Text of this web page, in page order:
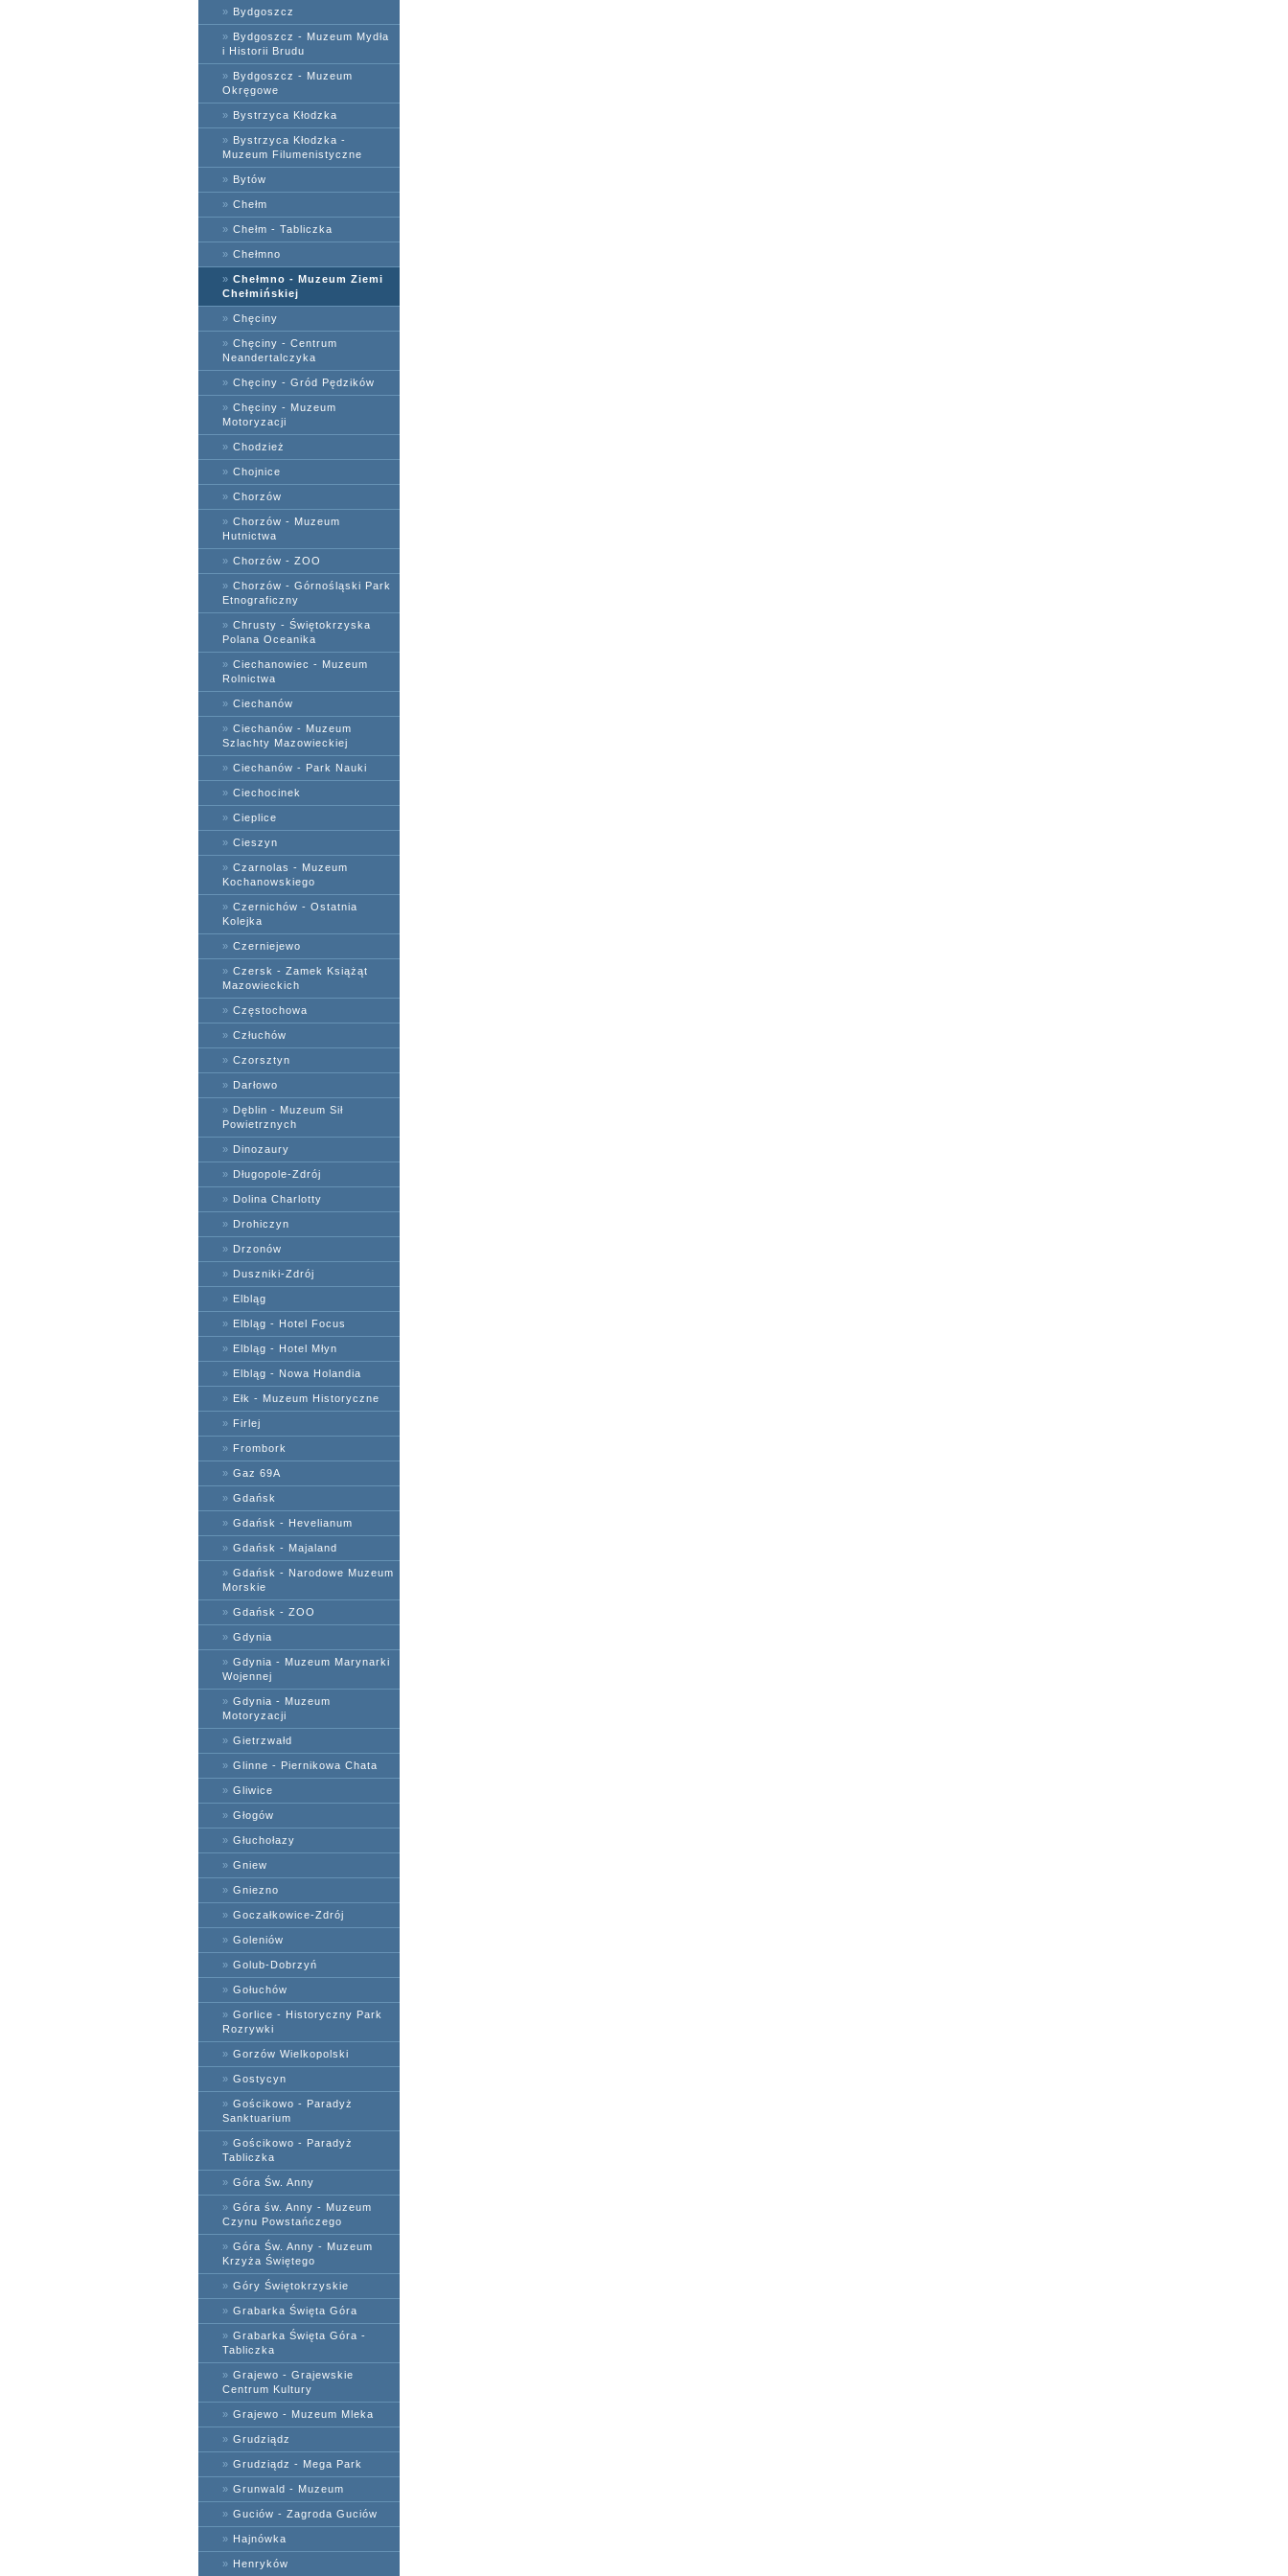
» Bydgoszcz
» Bydgoszcz - Muzeum Mydła
i Historii Brudu
» Bydgoszcz - Muzeum
Okręgowe
» Bystrzyca Kłodzka
» Bystrzyca Kłodzka -
Muzeum Filumenistyczne
» Bytów
» Chełm
» Chełm - Tabliczka
» Chełmno
» Chełmno - Muzeum Ziemi
Chełmińskiej
» Chęciny
» Chęciny - Centrum
Neandertalczyka
» Chęciny - Gród Pędzików
» Chęciny - Muzeum
Motoryzacji
» Chodzież
» Chojnice
» Chorzów
» Chorzów - Muzeum
Hutnictwa
» Chorzów - ZOO
» Chorzów - Górnośląski Park
Etnograficzny
» Chrusty - Świętokrzyska
Polana Oceanika
» Ciechanowiec - Muzeum
Rolnictwa
» Ciechanów
» Ciechanów - Muzeum
Szlachty Mazowieckiej
» Ciechanów - Park Nauki
» Ciechocinek
» Cieplice
» Cieszyn
» Czarnolas - Muzeum
Kochanowskiego
» Czernichów - Ostatnia
Kolejka
» Czerniejewo
» Czersk - Zamek Książąt
Mazowieckich
» Częstochowa
» Człuchów
» Czorsztyn
» Darłowo
» Dęblin - Muzeum Sił
Powietrznych
» Dinozaury
» Długopole-Zdrój
» Dolina Charlotty
» Drohiczyn
» Drzonów
» Duszniki-Zdrój
» Elbląg
» Elbląg - Hotel Focus
» Elbląg - Hotel Młyn
» Elbląg - Nowa Holandia
» Ełk - Muzeum Historyczne
» Firlej
» Frombork
» Gaz 69A
» Gdańsk
» Gdańsk - Hevelianum
» Gdańsk - Majaland
» Gdańsk - Narodowe Muzeum
Morskie
» Gdańsk - ZOO
» Gdynia
» Gdynia - Muzeum Marynarki
Wojennej
» Gdynia - Muzeum
Motoryzacji
» Gietrzwałd
» Glinne - Piernikowa Chata
» Gliwice
» Głogów
» Głuchołazy
» Gniew
» Gniezno
» Goczałkowice-Zdrój
» Goleniów
» Golub-Dobrzyń
» Gołuchów
» Gorlice - Historyczny Park
Rozrywki
» Gorzów Wielkopolski
» Gostycyn
» Gościkowo - Paradyż
Sanktuarium
» Gościkowo - Paradyż
Tabliczka
» Góra Św. Anny
» Góra św. Anny - Muzeum
Czynu Powstańczego
» Góra Św. Anny - Muzeum
Krzyża Świętego
» Góry Świętokrzyskie
» Grabarka Święta Góra
» Grabarka Święta Góra -
Tabliczka
» Grajewo - Grajewskie
Centrum Kultury
» Grajewo - Muzeum Mleka
» Grudziądz
» Grudziądz - Mega Park
» Grunwald - Muzeum
» Guciów - Zagroda Guciów
» Hajnówka
» Henryków